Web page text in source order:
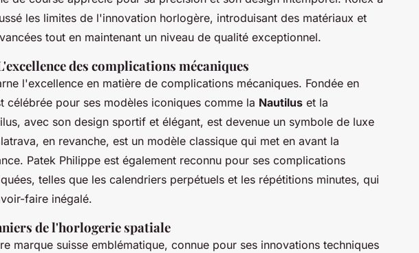
les limites de l'innovation horlogère, introduisant des matériaux et
tout en maintenant un niveau de qualité exceptionnel.
des complications mécaniques
l'excellence en matière de complications mécaniques. Fondée en
célébrée pour ses modèles iconiques comme la Nautilus et la
avec son design sportif et élégant, est devenue un symbole de luxe
en revanche, est un modèle classique qui met en avant la
Patek Philippe est également reconnu pour ses complications
telles que les calendriers perpétuels et les répétitions minutes, qui
faire inégalé.
de l'horlogerie spatiale
marque suisse emblématique, connue pour ses innovations techniques